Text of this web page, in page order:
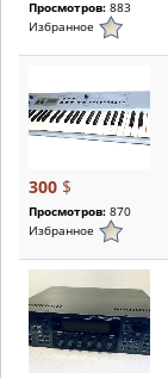
Просмотров: 883
Избранное
300 $
Просмотров: 870
Избранное